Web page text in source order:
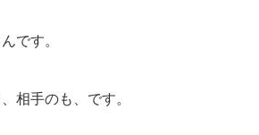
です。
相手のも、です。